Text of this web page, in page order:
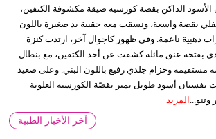
الداكن بقصة كورسيه ضيقة مكشوفة الكتفين،
بقصة واسعة، ونسقت معه حقيبة يد صغيرة باللون
ذهبية ناعمة. وفي ظهور كاجوال آخر، ارتدت كنزة
بفتحة عنق مائلة كشفت عن أحد الكتفين، مع بنطال
مستقيمة وحزام جلدي رفيع باللون البني. وعلى صعيد
بفستان أسود طويل تميز بقصّة الكورسيه العلوية
وتنو... المزيد
آخر الأخبار الطبية